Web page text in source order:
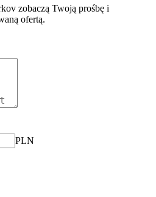
zobaczą Twoją prośbę i
ofertą.
PLN